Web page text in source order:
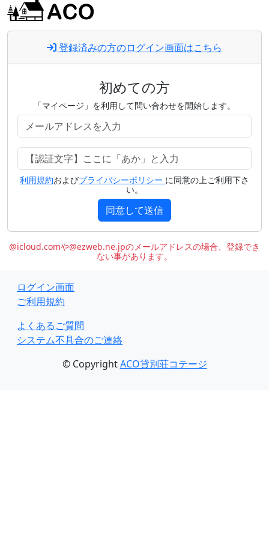
登録済みの方のログイン画面はこちら
初めての方
「マイページ」を利用して問い合わせを開始します。
利用規約およびプライバシーポリシー に同意の上ご利用下さ
い。
同意して送信
@icloud.comや@ezweb.ne.jpのメールアドレスの場合、登録でき
ない事があります。
ログイン画面
ご利用規約
よくあるご質問
システム不具合のご連絡
© CopyrightACO貸別荘コテージ